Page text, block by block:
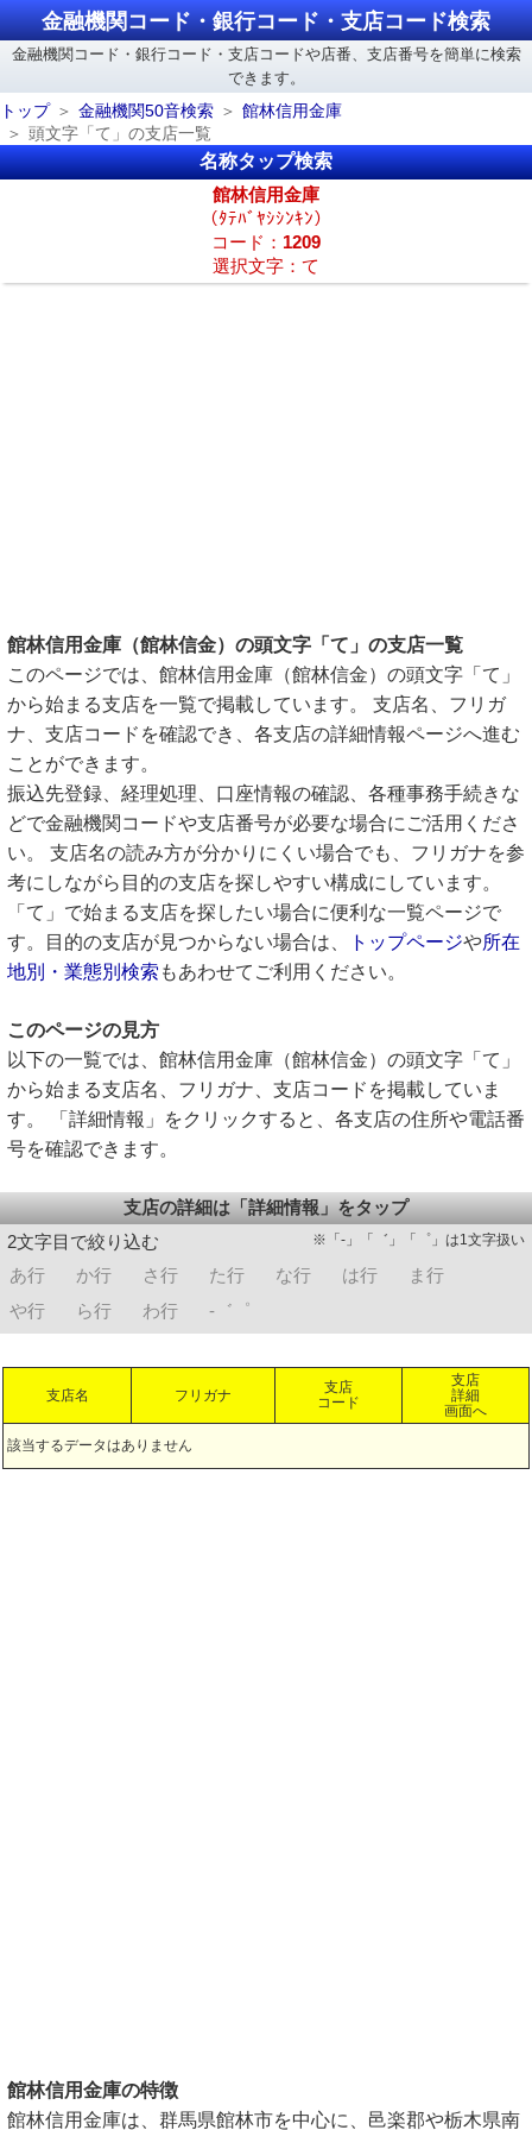
金融機関コード・銀行コード・支店コード検索
金融機関コード・銀行コード・支店コードや店番、支店番号を簡単に検索
できます。
トップ
金融機関50音検索
館林信用金庫
頭文字「て」の支店一覧
名称タップ検索
館林信用金庫
（ﾀﾃﾊﾞﾔｼｼﾝｷﾝ）
コード： 1209
選択文字：て
館林信用金庫（館林信金）の頭文字「て」の支店一覧
このページでは、館林信用金庫（館林信金）の頭文字「て」
から始まる支店を一覧で掲載しています。 支店名、フリガ
ナ、支店コードを確認でき、各支店の詳細情報ページへ進む
ことができます。
振込先登録、経理処理、口座情報の確認、各種事務手続きな
どで金融機関コードや支店番号が必要な場合にご活用くださ
い。 支店名の読み方が分かりにくい場合でも、フリガナを参
考にしながら目的の支店を探しやすい構成にしています。
「て」で始まる支店を探したい場合に便利な一覧ページで
す。目的の支店が見つからない場合は、
トップページや所在
地別・業態別検索 もあわせてご利用ください。
このページの見方
以下の一覧では、館林信用金庫（館林信金）の頭文字「て」
から始まる支店名、フリガナ、支店コードを掲載していま
す。 「詳細情報」をクリックすると、各支店の住所や電話番
号を確認できます。
支店の詳細は「詳細情報」をタップ
2文字目で絞り込む
※「-」「゛」「゜」は1文字扱い
あ行 か行 さ行 た行 な行 は行
ま行
や行
ら行 わ行 -゛゜
支店名 フリガナ
支店
コード
支店
詳細
画面へ
該当するデータはありません
館林信用金庫の特徴
館林信用金庫は、群馬県館林市を中心に、邑楽郡や栃木県南